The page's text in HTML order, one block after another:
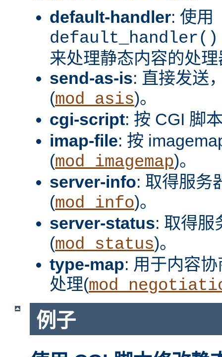
default-handler: 使用
default_handler()
来处理静态内容的处
send-as-is: 直接发送
(mod_asis)。
cgi-script: 按 CGI 脚
imap-file: 按
(mod_imagemap)。
server-info: 取得服务
(mod_info)。
server-status: 取得服
(mod_status)。
type-map: 用于内容
处理(
例子